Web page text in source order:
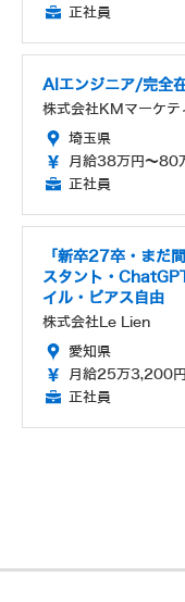
正社員
AIエンジニア/完全
株式会社KMマーケテ
埼玉県
月給38万円～80
正社員
「新卒27卒・まだ
スタント・
イル・ピアス自由
株式会社Le Lien
愛知県
月給25万3,200
正社員